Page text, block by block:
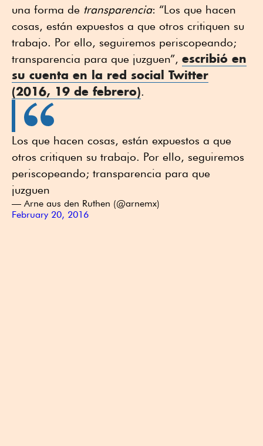
una forma de transparencia: “Los que hacen
cosas, están expuestos a que otros critiquen su
trabajo. Por ello, seguiremos periscopeando;
transparencia para que juzguen”, escribió en
su cuenta en la red social Twitter
(2016, 19 de febrero).
Los que hacen cosas, están expuestos a que
otros critiquen su trabajo. Por ello, seguiremos
periscopeando; transparencia para que
juzguen
— Arne aus den Ruthen (@arnemx)
February 20, 2016